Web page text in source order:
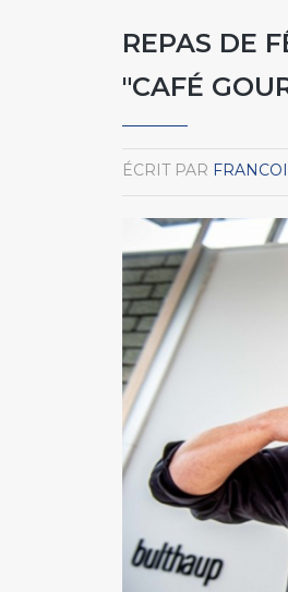
REPAS DE
"CAFÉ
ÉCRIT PAR